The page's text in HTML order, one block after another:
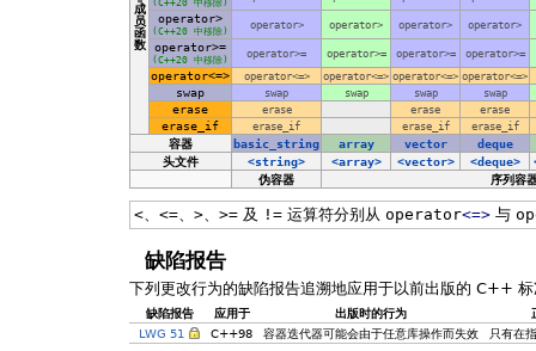
成
员
函
数
operator>
(C++20 中移除) operator> operator> operator> operator>
operator>=
(C++20 中移除) operator>= operator>= operator>= operator>=
operator<=> operator<=> operator<=> operator<=> operator<=>
swap swap swap swap swap
erase erase erase erase
erase_if erase_if erase_if erase_if
容器 basic_string array vector
deque
头文件
<string> <array> <vector> <deque>
伪容器
序列容
<、 <=、 >、 >=及 !=运算符分别从 operator<=>与
缺陷报告
下列更改行为的缺陷报告追溯地应用于以前出版的 C++
缺陷报告 应用于 出版时的行为
LWG 51
C++98 容器迭代器可能会由于任意库操作而失效 只有在